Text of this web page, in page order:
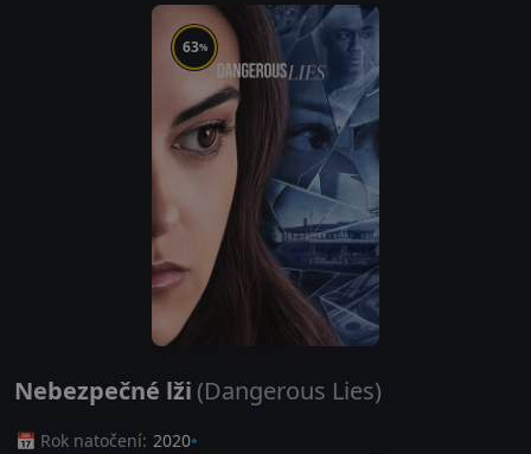
63%
Nebezpečné lži (Dangerous Lies)
📅 Rok natočení: 2020